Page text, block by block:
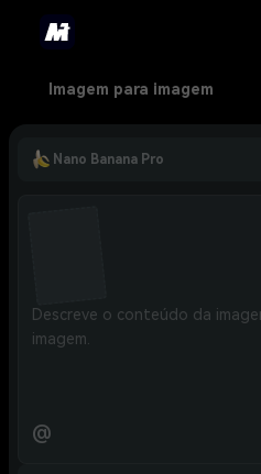
Imagem para imagem
Nano Banana Pro
@